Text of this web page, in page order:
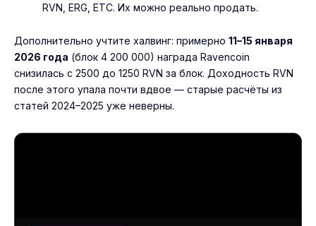
RVN, ERG, ETC. Их можно реально продать.
Дополнительно учтите халвинг: примерно 11–15 января
2026 года (блок 4 200 000) награда Ravencoin
снизилась с 2500 до 1250 RVN за блок. Доходность RVN
после этого упала почти вдвое — старые расчёты из
статей 2024–2025 уже неверны.